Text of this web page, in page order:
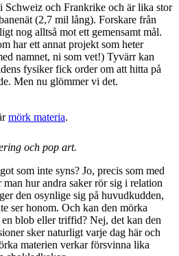
Schweiz och Frankrike och är lika stor
(2,7 mil lång). Forskare från
nog alltså mot ett gemensamt mål.
har ett annat projekt som heter
namnet, ni som vet!) Tyvärr kan
fysiker fick order om att hitta på
Men nu glömmer vi det.
mörk materia.
och pop art.
som inte syns? Jo, precis som med
man hur andra saker rör sig i relation
den osynlige sig på huvudkudden,
ser honom. Och kan den mörka
blob eller triffid? Nej, det kan den
sker naturligt varje dag här och
materien verkar försvinna lika